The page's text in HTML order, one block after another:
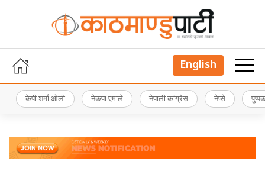
English
केपी शर्मा ओली नेकपा एमाले नेपाली कांग्रेस नेप्से